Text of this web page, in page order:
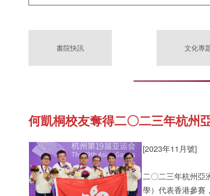
書院快訊 文化專
何凱桐校友奪得二〇二三年杭州
[2023年11月號]
二〇二三年杭州亞
學）代表香港參賽